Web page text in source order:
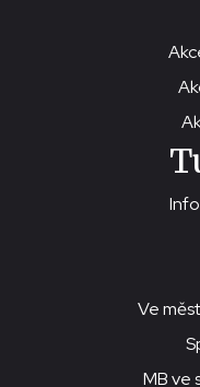
Ve
MB ve